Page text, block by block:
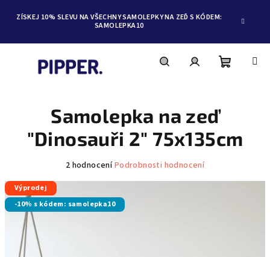
ZÍSKEJ 10% SLEVU NA VŠECHNY SAMOLEPKY NA ZEĎ S KÓDEM:
SAMOLEPKA10
Samolepka na zeď
"Dinosauři 2" 75x135cm
Průměrné
je
5,0
2 hodnoceníPodrobnosti hodnocení
Výprodej
-10% s kódem: samolepka10